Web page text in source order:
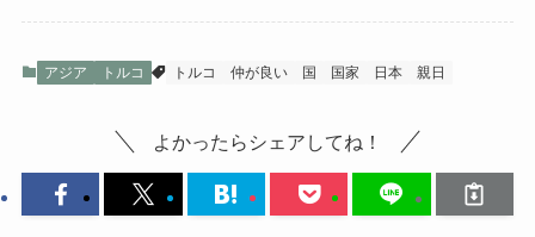
アジア トルコ トルコ 仲が良い 国 国家 日本 親日
よかったらシェアしてね！